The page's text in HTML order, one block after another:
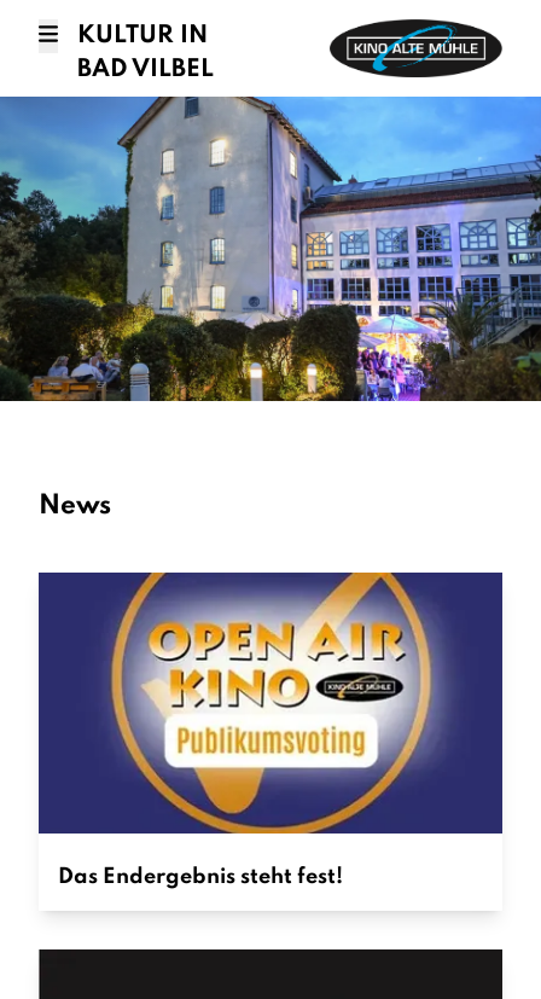
KULTUR IN
BAD VILBEL
News
Das Endergebnis steht fest!